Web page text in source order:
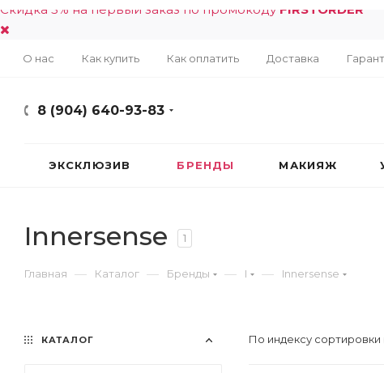
Скидка 5% на первый заказ по промокоду FIRSTORDER
О нас Как купить Как оплатить Доставка
8 (904) 640-93-83
ЭКСКЛЮЗИВ БРЕНДЫ МАКИЯЖ
Innersense 1
Главная — Каталог — Бренды — I — Innersense
По индексу сортировки
КАТАЛОГ